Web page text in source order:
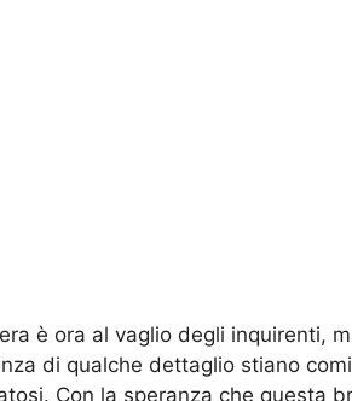
è ora al vaglio degli inquirenti,
di qualche dettaglio stiano
Con la speranza che questa